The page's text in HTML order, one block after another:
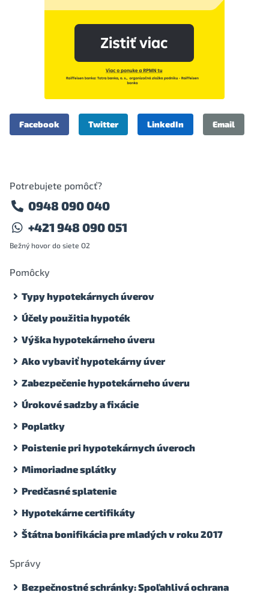
Facebook Twitter LinkedIn Email
Potrebujete pomôcť?
0948 090 040
+421 948 090 051
Bežný hovor do siete O2
Pomôcky
Typy hypotekárnych úverov
Účely použitia hypoték
Výška hypotekárneho úveru
Ako vybaviť hypotekárny úver
Zabezpečenie hypotekárneho úveru
Úrokové sadzby a fixácie
Poplatky
Poistenie pri hypotekárnych úveroch
Mimoriadne splátky
Predčasné splatenie
Hypotekárne certifikáty
Štátna bonifikácia pre mladých v roku 2017
Správy
Bezpečnostné schránky: Spoľahlivá ochrana